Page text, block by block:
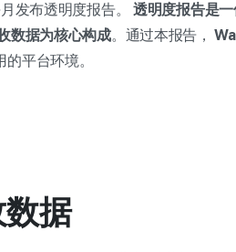
发布透明度报告。 透明度报告是
数据为核心构成。通过本报告，
平台环境。
数据